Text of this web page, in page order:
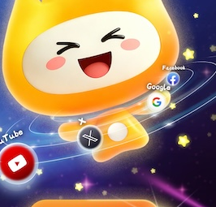
风加速度器
快连加速器
大全官网
顶级彩票app官方网站
票
彩6娱乐手机端
分钟彩票app下载
全民彩票安卓版
彩票welcome